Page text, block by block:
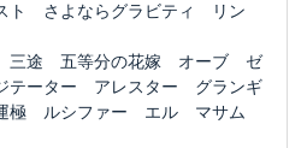
ト さよならグラビティ リン
三途 五等分の花嫁 オーブ ゼ
ーター アレスター グランギ
極 ルシファー エル マサム